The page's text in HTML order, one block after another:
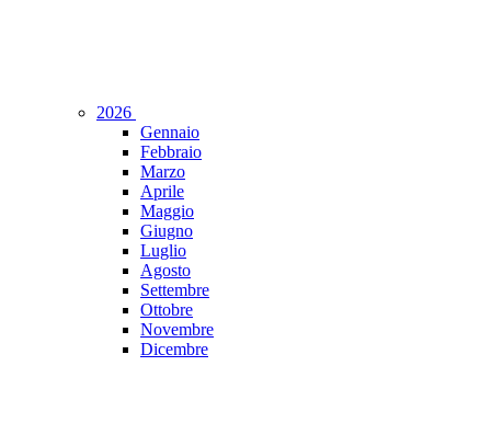
2026
Gennaio
Febbraio
Marzo
Aprile
Maggio
Giugno
Luglio
Agosto
Settembre
Ottobre
Novembre
Dicembre